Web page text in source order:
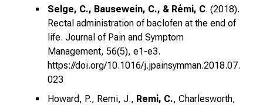
Selge, C., Bausewein, C., & Rémi, C. (2018).
Rectal administration of baclofen at the end of
life. Journal of Pain and Symptom
Management, 56(5), e1-e3.
https://doi.org/10.1016/j.jpainsymman.2018.07.
023
Howard, P., Remi, J., Remi, C., Charlesworth,